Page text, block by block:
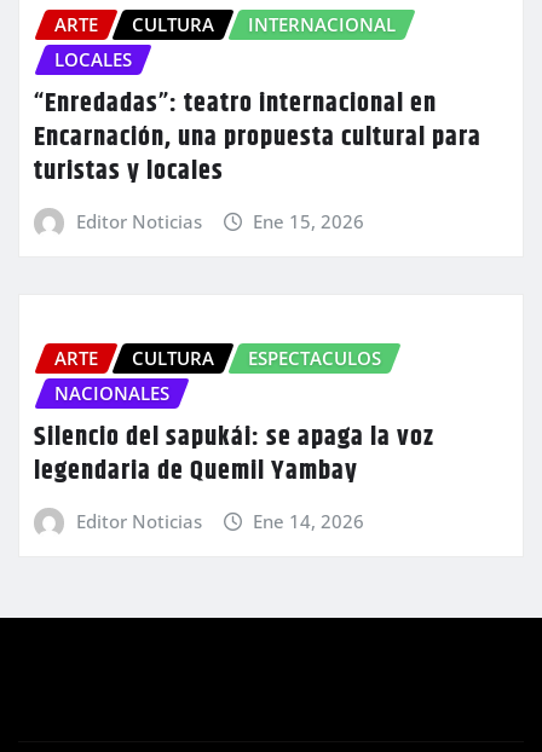
ARTE CULTURA
INTERNACIONAL
LOCALES
“Enredadas”: teatro internacional en
Encarnación, una propuesta cultural para
turistas y locales
Editor Noticias Ene 15, 2026
ARTE CULTURA
ESPECTACULOS
NACIONALES
Silencio del sapukái: se apaga la voz
legendaria de Quemil Yambay
Editor Noticias Ene 14, 2026